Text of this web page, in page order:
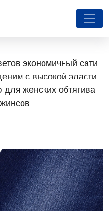
экономичный сати
с высокой эласти
для женских обтягива